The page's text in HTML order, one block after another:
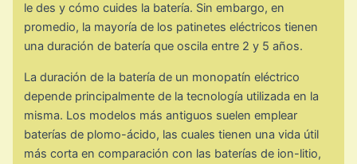
le des y cómo cuides la batería. Sin embargo, en
promedio, la mayoría de los patinetes eléctricos tienen
una duración de batería que oscila entre 2 y 5 años.
La duración de la batería de un monopatín eléctrico
depende principalmente de la tecnología utilizada en la
misma. Los modelos más antiguos suelen emplear
baterías de plomo-ácido, las cuales tienen una vida útil
más corta en comparación con las baterías de ion-litio,